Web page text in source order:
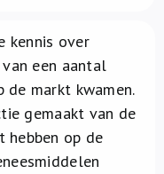
kennis over
een aantal
de markt kwamen.
gemaakt van de
hebben op de